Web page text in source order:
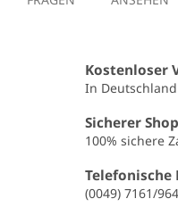
Kostenloser
In
Sicherer Shop
100% sichere
(0049) 7161/